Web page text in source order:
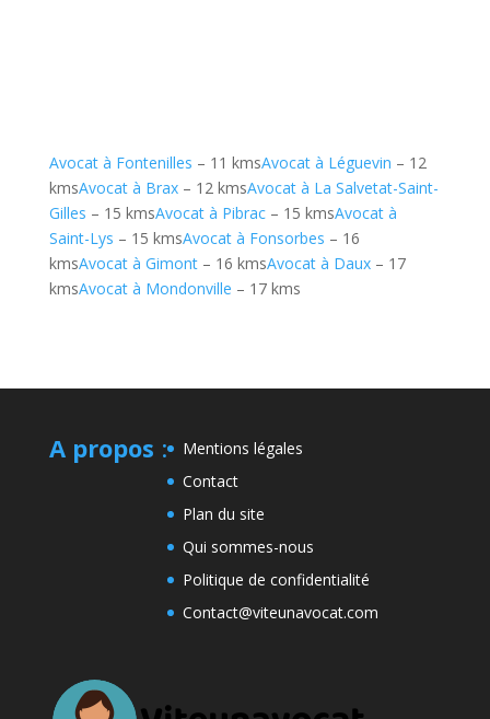
Avocat à Fontenilles – 11 kmsAvocat à Léguevin – 12
kmsAvocat à Brax– 12 kmsAvocat à La Salvetat-Saint-
Gilles – 15 kmsAvocat à Pibrac– 15 kmsAvocat à
Saint-Lys – 15 kmsAvocat à Fonsorbes – 16
kmsAvocat à Gimont– 16 kmsAvocat à Daux– 17
kmsAvocat à Mondonville – 17 kms
A propos :
Mentions légales
Contact
Plan du site
Qui sommes-nous
Politique de confidentialité
Contact@viteunavocat.com